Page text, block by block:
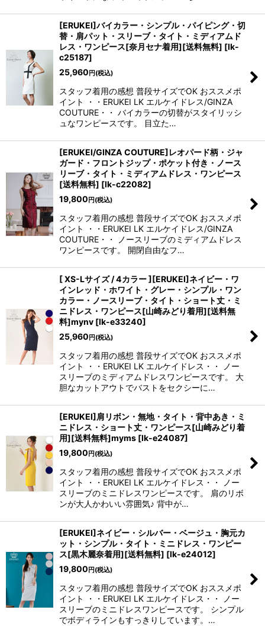
[ERUKEI]バイカラー・シンプル・パイピング・切
替・肩パット・スリーブ・タイト・ミディアムド
レス・ワンピース[奈月セナ着用][送料無料] [lk-
c25187]
25,960 円 (税込)
スタッフ着用の感想 普段サイズでOK おススメポ
イント ・・ERUKEI LK エルケイドレス/GINZA
COUTURE・・ バイカラーの切替がスタイリッシ
ュなワンピースです。 目立た…
[ERUKEI/GINZA COUTURE]レオパード柄・ジャ
ガード・フロントジップ・ポケット付き・ノース
リーブ・タイト・ミディアムドレス・ワンピース
[送料無料] [lk-c22082]
19,800 円 (税込)
スタッフ着用の感想 普段サイズでOK おススメポ
イント ・・ERUKEI LK エルケイドレス/GINZA
COUTURE・・ ノースリーブのミディアムドレス
ワンピースです。 開閉自由なフ…
[ XS-Lサイズ / 4カラー ][ERUKEI]ネイビー・ワ
インレッド・ホワイト・グレー・シンプル・ワン
カラー・ノースリーブ・タイト・ショート丈・ミ
ニドレス・ワンピース[山崎みどり着用][送料無
料]mynv [lk-e33240]
25,960 円 (税込)
スタッフ着用の感想 普段サイズでOK おススメポ
イント ・・ERUKEI LK エルケイドレス・・ ノー
スリーブのミディアムドレスワンピースです。 大
胆なカットアウトでバストをセクシーに…
[ERUKEI]肩リボン・無地・タイト・背中あき・ミ
ニドレス・ショート丈・ワンピース[山崎みどり着
用][送料無料]myms [lk-e24087]
19,800 円 (税込)
スタッフ着用の感想 普段サイズでOK おススメポ
イント ・・ERUKEI LK エルケイドレス・・ ノー
スリーブのミニドレスワンピースです。 肩のリボ
ンが大人かわいい雰囲気♪ 背中が…
[ERUKEI]ネイビー・シルバー・ベージュ・胸元カ
ット・シンプル・タイト・ミニドレス・ワンピー
ス[黒木麗奈着用][送料無料] [lk-e24012]
19,800 円 (税込)
スタッフ着用の感想 普段サイズでOK おススメポ
イント ・・ERUKEI LK エルケイドレス・・ ノー
スリーブのミニドレスワンピースです。 シンプル
でボディラインもすっきりしています。…